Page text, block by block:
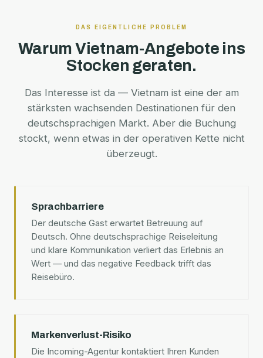
DAS EIGENTLICHE PROBLEM
Warum Vietnam-Angebote ins
Stocken geraten.
Das Interesse ist da — Vietnam ist eine der am
stärksten wachsenden Destinationen für den
deutschsprachigen Markt. Aber die Buchung
stockt, wenn etwas in der operativen Kette nicht
überzeugt.
Sprachbarriere
Der deutsche Gast erwartet Betreuung auf
Deutsch. Ohne deutschsprachige Reiseleitung
und klare Kommunikation verliert das Erlebnis an
Wert — und das negative Feedback trifft das
Reisebüro.
Markenverlust-Risiko
Die Incoming-Agentur kontaktiert Ihren Kunden